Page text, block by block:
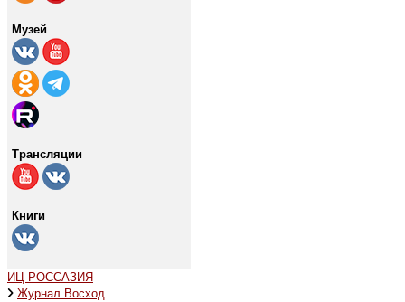
Музей
Трансляции
Книги
ИЦ РОССАЗИЯ
Журнал Восход